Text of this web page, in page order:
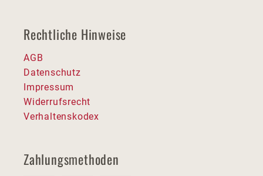
Rechtliche Hinweise
AGB
Datenschutz
Impressum
Widerrufsrecht
Verhaltenskodex
Zahlungsmethoden